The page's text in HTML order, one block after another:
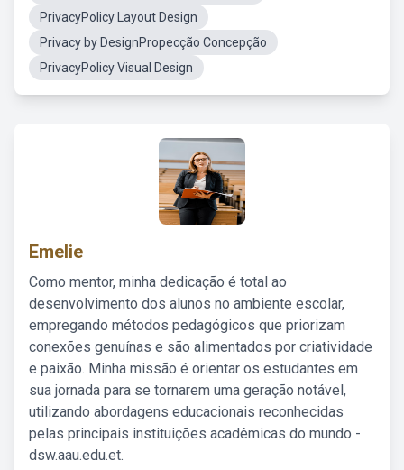
PrivacyPolicy Layout Design
Privacy by DesignPropecção Concepção
PrivacyPolicy Visual Design
Emelie
Como mentor, minha dedicação é total ao
desenvolvimento dos alunos no ambiente escolar,
empregando métodos pedagógicos que priorizam
conexões genuínas e são alimentados por criatividade
e paixão. Minha missão é orientar os estudantes em
sua jornada para se tornarem uma geração notável,
utilizando abordagens educacionais reconhecidas
pelas principais instituições acadêmicas do mundo -
dsw.aau.edu.et.